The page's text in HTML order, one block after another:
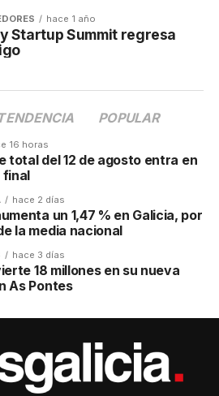
hace 1 año
Startup Summit regresa
POPULAR
16 horas
total del 12 de agosto entra en
final
hace 2 días
un 1,47 % en Galicia, por
la media nacional
hace 3 días
18 millones en su nueva
As Pontes